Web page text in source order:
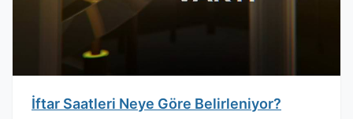
İftar Saatleri Neye Göre Belirleniyor?